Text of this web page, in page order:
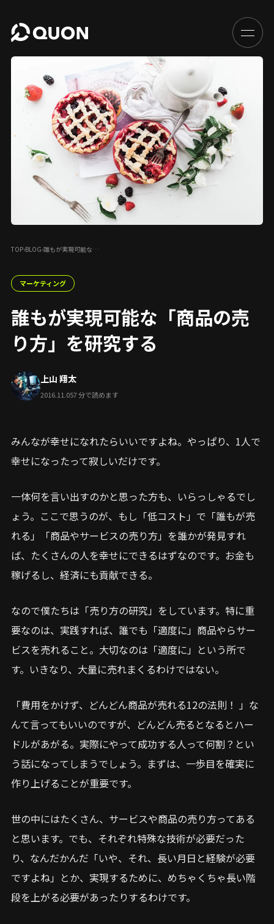
TOP›BLOG›誰もが実現可能な…
マーケティング
誰もが実現可能な「商品の売
り方」を研究する
上山 翔太
2016.11.057 分で読めます
みんなが幸せになれたらいいですよね。やっぱり、1人で
幸せになったって寂しいだけです。
一体何を言い出すのかと思った方も、いらっしゃるでし
ょう。ここで思うのが、もし「低コスト」で「誰もが売
れる」「商品やサービスの売り方」を誰かが発見すれ
ば、たくさんの人を幸せにできるはずなのです。お金も
稼げるし、経済にも貢献できる。
なので僕たちは「売り方の研究」をしています。特に重
要なのは、実践すれば、誰でも「適度に」商品やらサー
ビスを売れること。大切なのは「適度に」という所で
す。いきなり、大量に売れまくるわけではない。
「費用をかけず、どんどん商品が売れる12の法則！ 」な
んて言ってもいいのですが、どんどん売るとなるとハー
ドルがあがる。実際にやって成功する人って何割？とい
う話になってしまうでしょう。まずは、一歩目を確実に
作り上げることが重要です。
世の中にはたくさん、サービスや商品の売り方ってある
と思います。でも、それぞれ特殊な技術が必要だった
り、なんだかんだ「いや、それ、長い月日と経験が必要
ですよね」とか、実現するために、めちゃくちゃ長い階
段を上がる必要があったりするわけです。